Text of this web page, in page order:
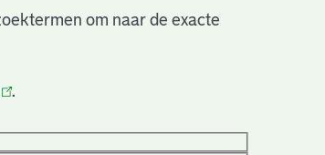
om naar de exacte
.